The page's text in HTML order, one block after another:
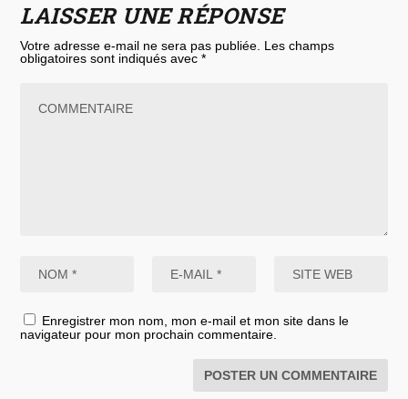
LAISSER UNE RÉPONSE
Votre adresse e-mail ne sera pas publiée. Les champs
obligatoires sont indiqués avec*
Enregistrer mon nom, mon e-mail et mon site dans le
navigateur pour mon prochain commentaire.